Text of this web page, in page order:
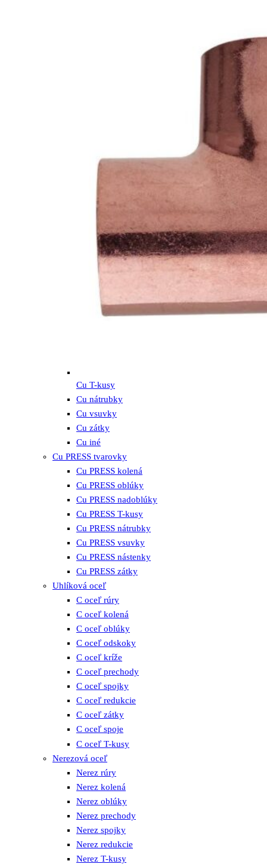
Cu T-kusy
Cu nátrubky
Cu vsuvky
Cu zátky
Cu iné
Cu PRESS tvarovky
Cu PRESS kolená
Cu PRESS oblúky
Cu PRESS nadoblúky
Cu PRESS T-kusy
Cu PRESS nátrubky
Cu PRESS vsuvky
Cu PRESS nástenky
Cu PRESS zátky
Uhlíková oceľ
C oceľ rúry
C oceľ kolená
C oceľ oblúky
C oceľ odskoky
C oceľ kríže
C oceľ prechody
C oceľ spojky
C oceľ redukcie
C oceľ zátky
C oceľ spoje
C oceľ T-kusy
Nerezová oceľ
Nerez rúry
Nerez kolená
Nerez oblúky
Nerez prechody
Nerez spojky
Nerez redukcie
Nerez T-kusy